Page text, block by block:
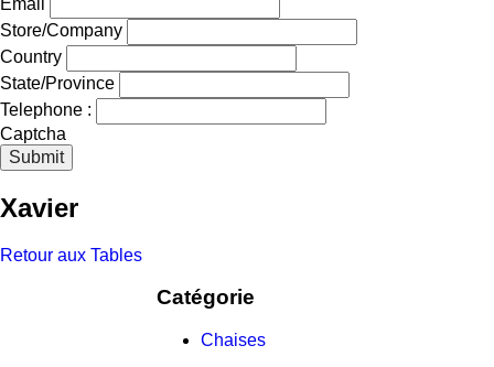
Email
Store/Company
Country
State/Province
Telephone :
Captcha
Submit
Xavier
Retour aux Tables
Catégorie
Chaises